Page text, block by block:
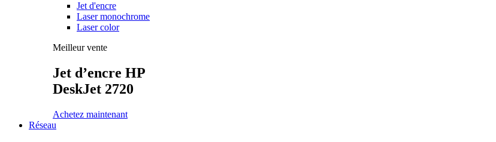
Jet d'encre
Laser monochrome
Laser color
Meilleur vente
Jet d’encre HP
DeskJet 2720
Achetez maintenant
Réseau